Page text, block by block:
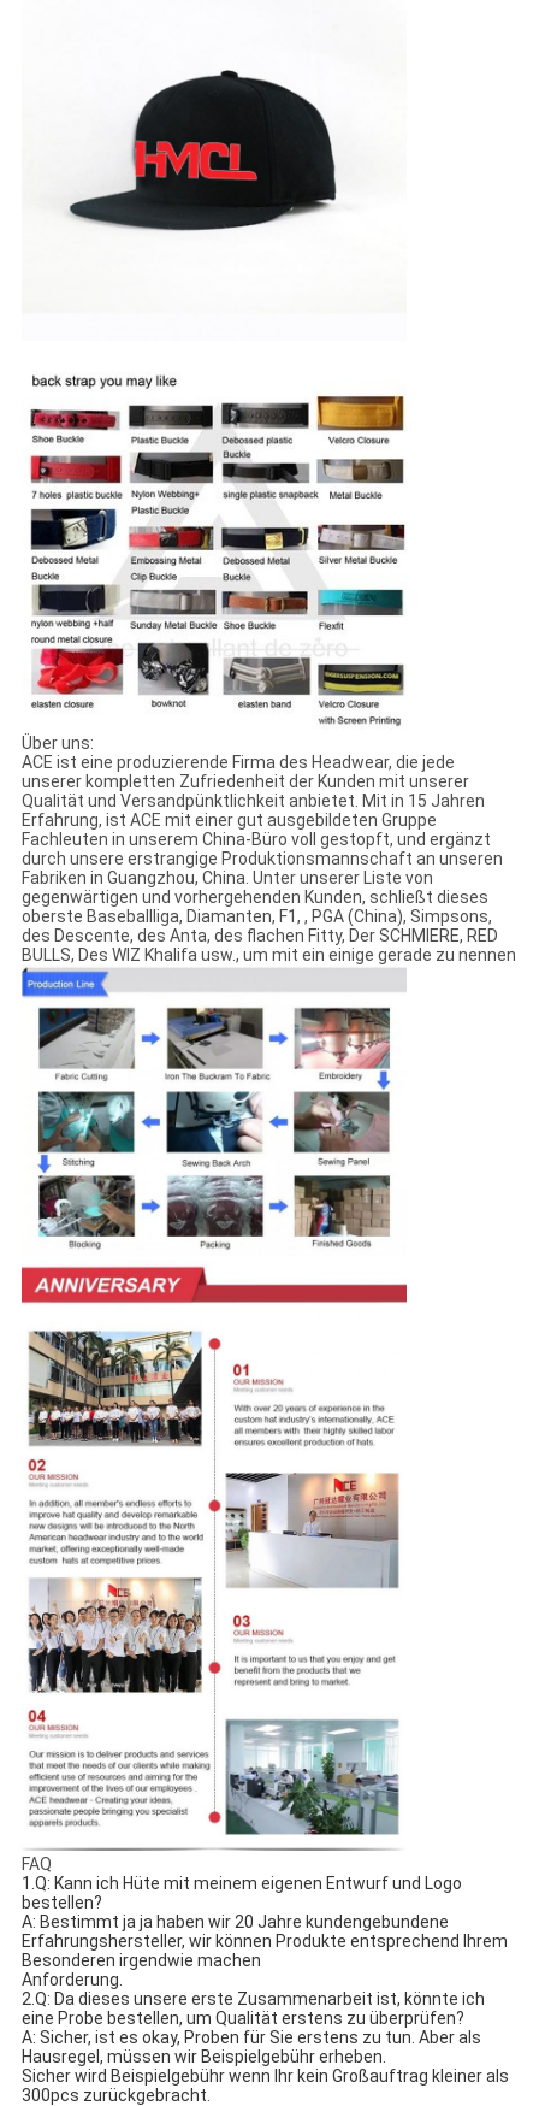
Über uns:
ACE ist eine produzierende Firma des Headwear, die jede
unserer kompletten Zufriedenheit der Kunden mit unserer
Qualität und Versandpünktlichkeit anbietet. Mit in 15 Jahren
Erfahrung, ist ACE mit einer gut ausgebildeten Gruppe
Fachleuten in unserem China-Büro voll gestopft, und ergänzt
durch unsere erstrangige Produktionsmannschaft an unseren
Fabriken in Guangzhou, China. Unter unserer Liste von
gegenwärtigen und vorhergehenden Kunden, schließt dieses
oberste Baseballliga, Diamanten, F1, , PGA (China), Simpsons,
des Descente, des Anta, des flachen Fitty, Der SCHMIERE, RED
BULLS, Des WIZ Khalifa usw., um mit ein einige gerade zu nennen
FAQ
1.Q: Kann ich Hüte mit meinem eigenen Entwurf und Logo
bestellen?
A: Bestimmt ja ja haben wir 20 Jahre kundengebundene
Erfahrungshersteller, wir können Produkte entsprechend Ihrem
Besonderen irgendwie machen
Anforderung.
2.Q: Da dieses unsere erste Zusammenarbeit ist, könnte ich
eine Probe bestellen, um Qualität erstens zu überprüfen?
A: Sicher, ist es okay, Proben für Sie erstens zu tun. Aber als
Hausregel, müssen wir Beispielgebühr erheben.
Sicher wird Beispielgebühr wenn Ihr kein Großauftrag kleiner als
300pcs zurückgebracht.